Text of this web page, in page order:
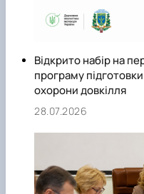
Відкрито набір на
програму
охорони довкілля
28.07.2026